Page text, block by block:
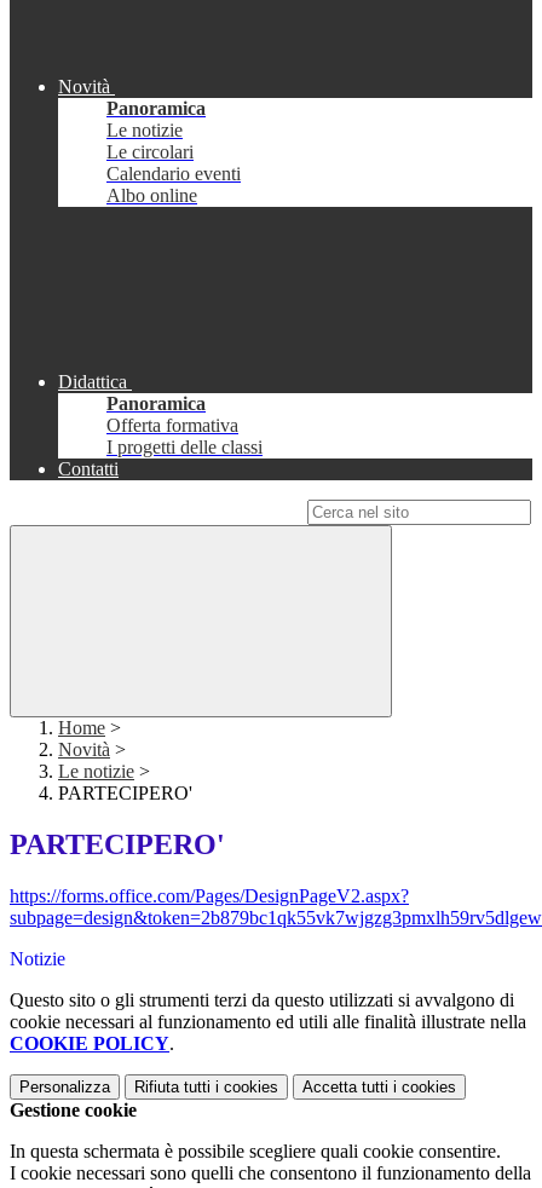
Novità
Panoramica
Le notizie
Le circolari
Calendario eventi
Albo online
Didattica
Panoramica
Offerta formativa
I progetti delle classi
Contatti
Home >
Novità >
Le notizie >
PARTECIPERO'
PARTECIPERO'
https://forms.office.com/Pages/DesignPageV2.aspx?
Notizie
Questo sito o gli strumenti terzi da questo utilizzati si avvalgono di
cookie necessari al funzionamento ed utili alle finalità illustrate nella
COOKIE POLICY.
Personalizza Rifiuta tutti i cookies Accetta tutti i cookies
Gestione cookie
In questa schermata è possibile scegliere quali cookie consentire.
I cookie necessari sono quelli che consentono il funzionamento della